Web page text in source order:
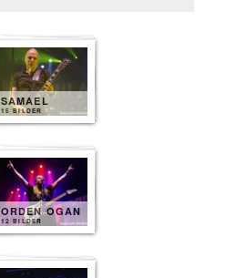
SAMAEL
15 BILDER
ORDEN OGAN
12 BILDER